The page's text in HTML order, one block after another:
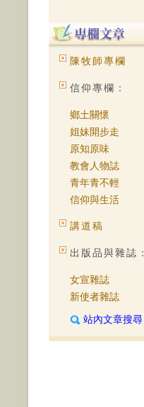
陳牧師專欄
信仰專欄：
鄉土關懷
姐妹開步走
原知原味
教會人物誌
青年青不輕
信仰與生活
講道稿
出版品與雜誌：
女宣雜誌
新使者雜誌
站內文章搜尋